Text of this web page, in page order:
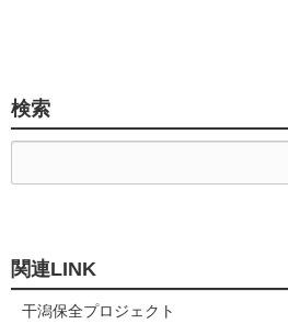
検索
関連LINK
干潟保全プロジェクト